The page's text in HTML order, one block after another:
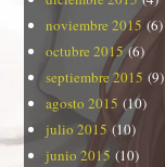
noviembre 2015 (6)
octubre 2015(6)
septiembre 2015 (9)
agosto 2015 (10)
julio 2015 (10)
junio 2015 (10)